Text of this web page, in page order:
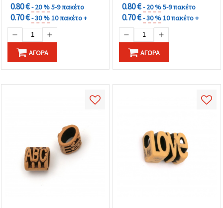
0.80 €- 20 %5-9 πακέτο
0.70 €- 30 %10 πακέτο +
ΑΓΟΡΆ
0.80 €- 20 %5-9 πακέτο
0.70 €- 30 %10 πακέτο +
ΑΓΟΡΆ